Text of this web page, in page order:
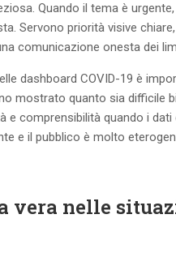
Quando il tema è
Servono priorità visive
comunicazione onesta dei
dashboard COVID-19 è
mostrato quanto sia difficile
e comprensibilità quando i dati
e il pubblico è molto
vera nelle